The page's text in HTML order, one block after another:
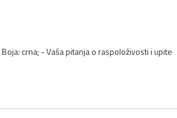
crna; - Vaša pitanja o raspoloživosti i upite